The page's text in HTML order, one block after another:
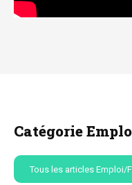
Catégorie
Tous les articles Emploi/